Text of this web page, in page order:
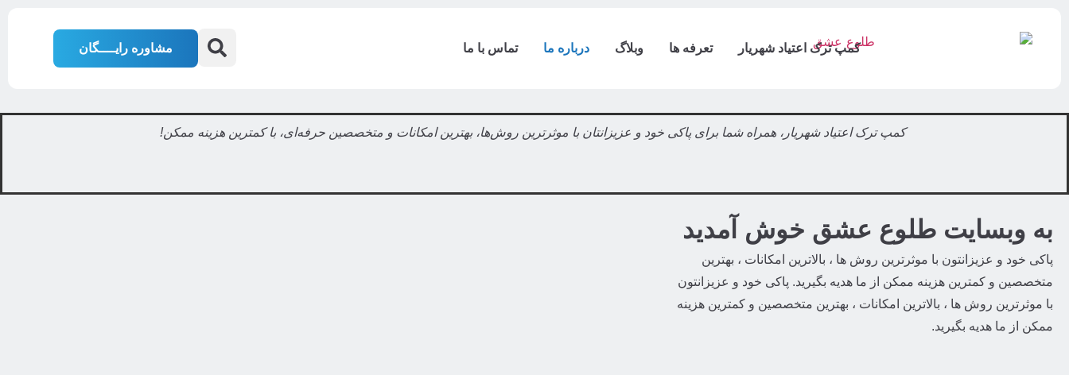
کمپ ترک اعتیاد شهریار تعرفه ها وبلاگ درباره ما تماس با ما مشاوره رایــــگان
کمپ ترک اعتیاد شهریار، همراه شما برای پاکی خود و عزیزانتان با موثرترین روش‌ها، بهترین امکانات و متخصصین حرفه‌ای، با کمترین هزینه ممکن!
به وبسایت طلوع عشق خوش آمدید
پاکی خود و عزیزانتون با موثرترین روش ها ، بالاترین امکانات ، بهترین
متخصصین و کمترین هزینه ممکن از ما هدیه بگیرید. پاکی خود و عزیزانتون
با موثرترین روش ها ، بالاترین امکانات ، بهترین متخصصین و کمترین هزینه
ممکن از ما هدیه بگیرید.